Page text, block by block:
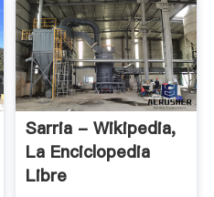
Sarria - Wikipedia,
La Enciclopedia
Libre